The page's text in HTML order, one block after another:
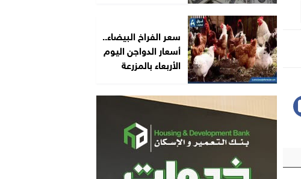
سعر الفراخ البيضاء..
أسعار الدواجن اليوم
الأربعاء بالمزرعة